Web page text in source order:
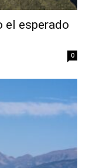
el esperado
0